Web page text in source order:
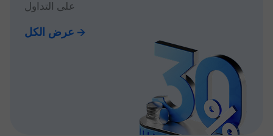
على التداول
عرض الكل